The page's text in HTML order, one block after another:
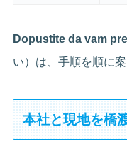
Dopustite da vam
い）は、手順を順に
本社と現地を橋